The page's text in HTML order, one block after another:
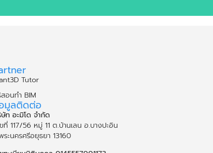
Tutor
อนทำ BIM
มูลติดต่อ
ท อะมิโด จำกัด
ที่ 117/56 หมู่ 11 ต.บ้านเลน อ.บางปะอิน
ระนคร​ศรี​อยุธยา​ 13160